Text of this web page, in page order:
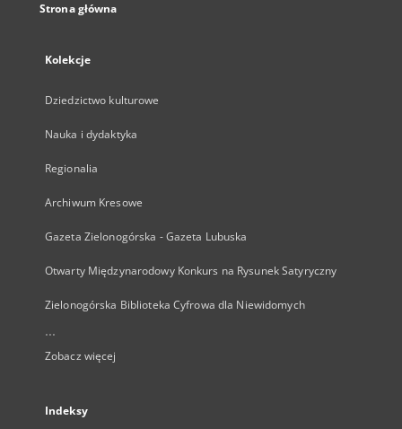
Strona główna
Kolekcje
Dziedzictwo kulturowe
Nauka i dydaktyka
Regionalia
Archiwum Kresowe
Gazeta Zielonogórska - Gazeta Lubuska
Otwarty Międzynarodowy Konkurs na Rysunek Satyryczny
Zielonogórska Biblioteka Cyfrowa dla Niewidomych
...
Zobacz więcej
Indeksy